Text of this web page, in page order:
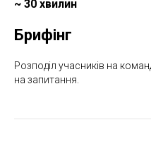
~ 30 хвилин
Брифінг
Розподіл учасників на
на запитання.